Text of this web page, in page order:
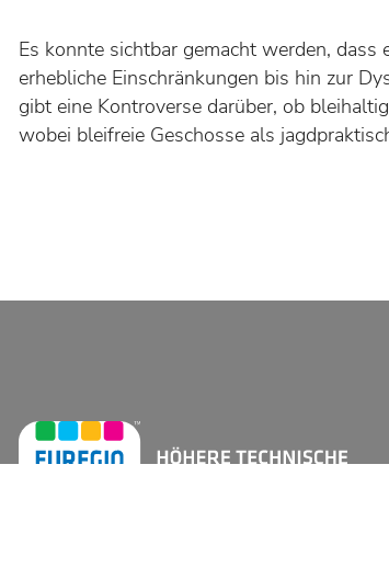
Es konnte sichtbar gemacht werden,
erhebliche Einschränkungen bis hin zur
gibt eine Kontroverse darüber, ob
wobei bleifreie Geschosse als